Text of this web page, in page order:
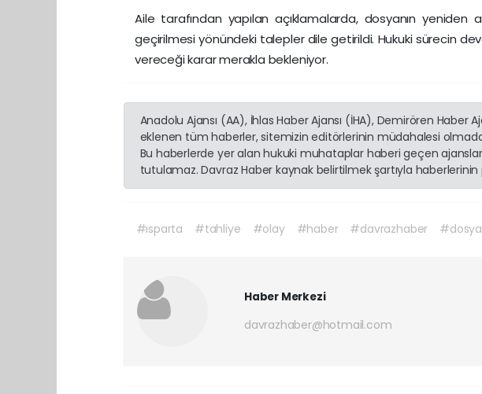
Aile tarafından yapılan açıklamalarda, dosyanın yeniden
geçirilmesi yönündeki talepler dile getirildi. Hukuki sürecin
vereceği karar merakla bekleniyor.
Anadolu Ajansı (AA), İhlas Haber Ajansı (İHA), Demirören Haber
eklenen tüm haberler, sitemizin editörlerinin müdahalesi
Bu haberlerde yer alan hukuki muhataplar haberi geçen
tutulamaz. Davraz Haber kaynak belirtilmek şartıyla haberlerinin
#ısparta #tahliye #olay #haber #davrazhaber #dosya
Haber Merkezi
davrazhaber@hotmail.com